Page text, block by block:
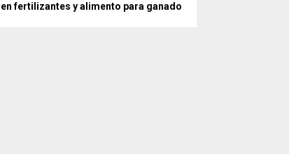
en fertilizantes y alimento para ganado